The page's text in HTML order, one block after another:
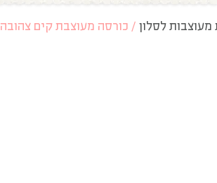
מעוצבות לסלון / כורסה מעוצבת קים צהובה